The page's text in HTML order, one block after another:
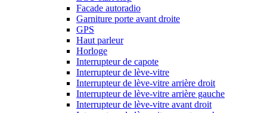
Facade autoradio
Garniture porte avant droite
GPS
Haut parleur
Horloge
Interrupteur de capote
Interrupteur de lève-vitre
Interrupteur de lève-vitre arrière droit
Interrupteur de lève-vitre arrière gauche
Interrupteur de lève-vitre avant droit